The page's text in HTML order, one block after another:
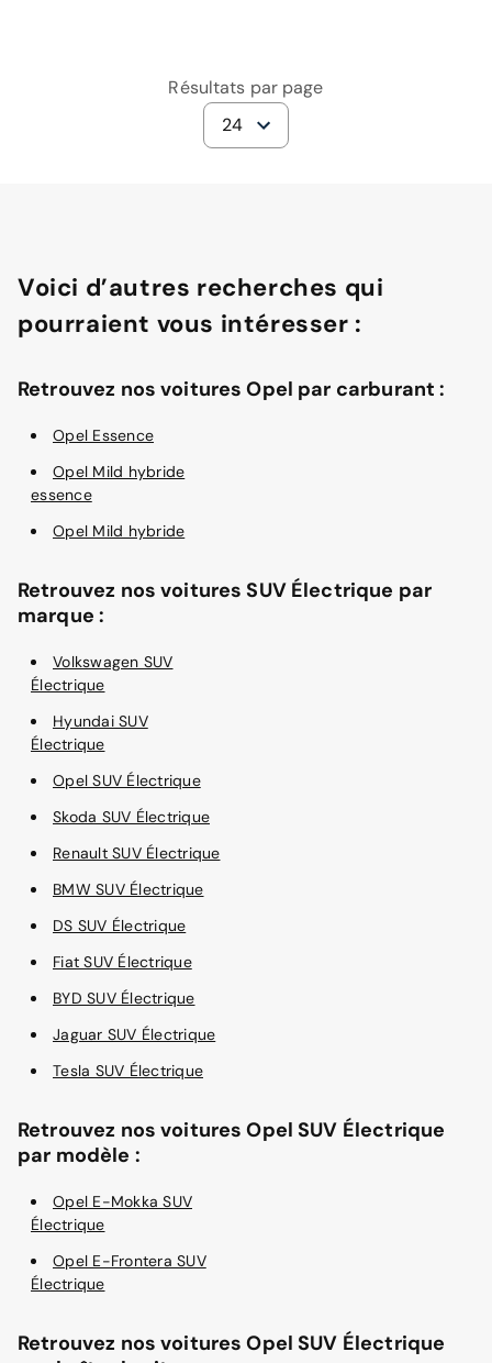
Résultats par page
24
Voici d’autres recherches qui
pourraient vous intéresser :
Retrouvez nos voitures Opel par carburant :
Opel Essence
Opel Mild hybride
essence
Opel Mild hybride
Retrouvez nos voitures SUV Électrique par
marque :
Volkswagen SUV
Électrique
Hyundai SUV
Électrique
Opel SUV Électrique
Skoda SUV Électrique
Renault SUV Électrique
BMW SUV Électrique
DS SUV Électrique
Fiat SUV Électrique
BYD SUV Électrique
Jaguar SUV Électrique
Tesla SUV Électrique
Retrouvez nos voitures Opel SUV Électrique
par modèle :
Opel E-Mokka SUV
Électrique
Opel E-Frontera SUV
Électrique
Retrouvez nos voitures Opel SUV Électrique